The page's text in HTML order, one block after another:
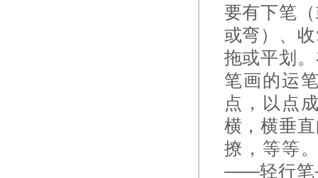
要有下笔
或弯）、
拖或平划
笔画的运
点，以点
横，横垂
撩，等等
——轻行笔